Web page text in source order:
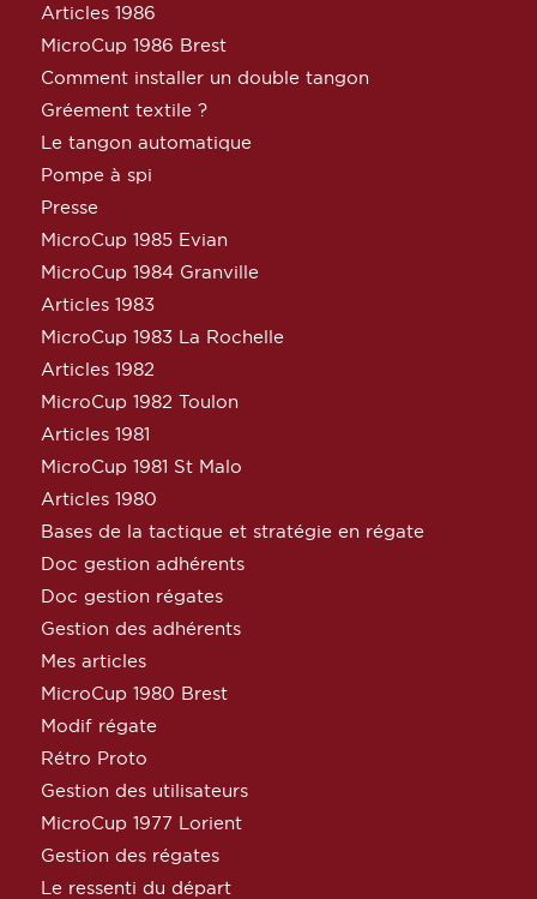
Articles 1986
MicroCup 1986 Brest
Comment installer un double tangon
Gréement textile ?
Le tangon automatique
Pompe à spi
Presse
MicroCup 1985 Evian
MicroCup 1984 Granville
Articles 1983
MicroCup 1983 La Rochelle
Articles 1982
MicroCup 1982 Toulon
Articles 1981
MicroCup 1981 St Malo
Articles 1980
Bases de la tactique et stratégie en régate
Doc gestion adhérents
Doc gestion régates
Gestion des adhérents
Mes articles
MicroCup 1980 Brest
Modif régate
Rétro Proto
Gestion des utilisateurs
MicroCup 1977 Lorient
Gestion des régates
Le ressenti du départ